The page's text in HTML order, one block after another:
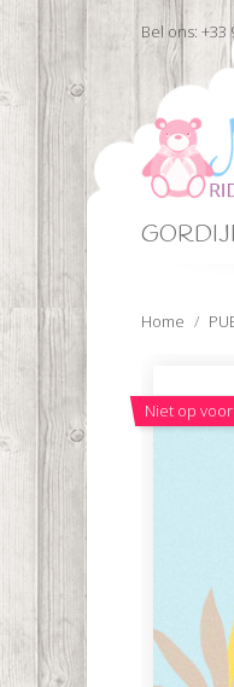
Bel ons: +33
Home
Niet op